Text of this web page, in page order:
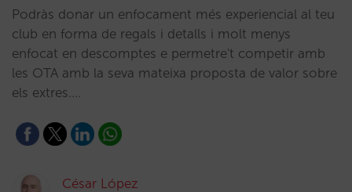
Podràs donar un enfocament més experiencial al teu
club en forma de regals i detalls i molt menys
enfocat en descomptes e permetre't competir amb
les OTA amb la seva mateixa proposta de valor sobre
els extres.…
César López